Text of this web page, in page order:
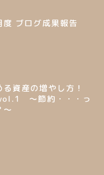
ブログ成果報告
資産の増やし方！
vol.1 ～節約・・・っ
～